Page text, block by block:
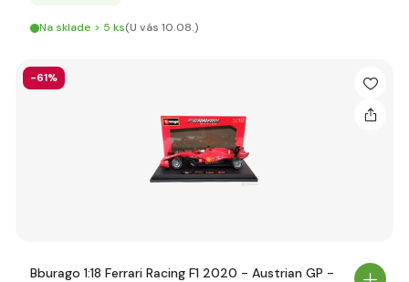
Na sklade > 5 ks(U vás 10.08.)
-61%
Bburago 1:18 Ferrari Racing F1 2020 - Austrian GP -